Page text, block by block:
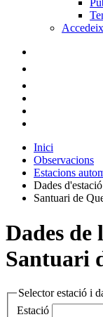
Inici
Observacions
Estacions
Dades d'estació
Santuari de
Dades de
Santuari
Selector estació i
Estació